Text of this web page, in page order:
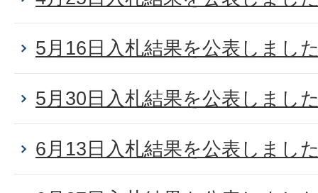
5月16日入札結果を公表しまし
5月30日入札結果を公表しまし
6月13日入札結果を公表しまし